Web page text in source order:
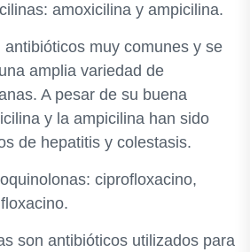
amoxicilina y ampicilina.
muy comunes y se
amplia variedad de
A pesar de su buena
y la ampicilina han sido
de hepatitis y colestasis.
ciprofloxacino,
son antibióticos utilizados para